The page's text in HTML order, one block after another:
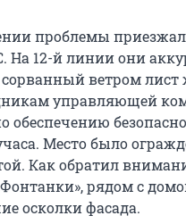
проблемы
На 12-й линииони
ветром лист
управляющей
обеспечению
Место было
Как обратил
рядом с
осколки фасада.